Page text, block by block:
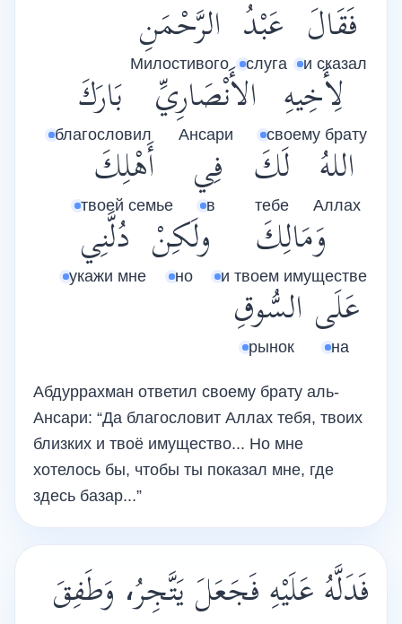
فَقَالَ
и сказал
عَبْدُ
слуга
الرَّحْمَنِ
Милостивого
لِأَخِيهِ
своему брату
الأَنْصَارِيِّ
Ансари
بَارَكَ
благословил
اللهُ
Аллах
لَكَ
тебе
فِي
в
أَهْلِكَ
твоей семье
وَمَالِكَ
и твоем имуществе
ولَكِنْ
но
دُلَّنِي
укажи мне
عَلَى
на
السُّوقِ
рынок
Абдуррахман ответил своему брату аль-
Ансари: “Да благословит Аллах тебя, твоих
близких и твоё имущество... Но мне
хотелось бы, чтобы ты показал мне, где
здесь базар...”
فَدَلَّهُ عَلَيْهِ فَجَعَلَ يَتَّجِرُ، وَطَفِقَ